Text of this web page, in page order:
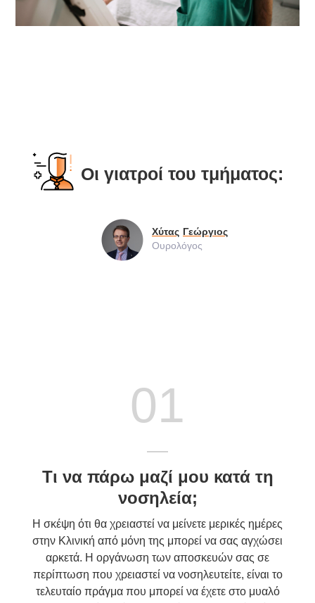
Οι γιατροί του τμήματος:
Χύτας Γεώργιος
Ουρολόγος
01
Τι να πάρω μαζί μου κατά τη
νοσηλεία;
Η σκέψη ότι θα χρειαστεί να μείνετε μερικές ημέρες
στην Κλινική από μόνη της μπορεί να σας αγχώσει
αρκετά. Η οργάνωση των αποσκευών σας σε
περίπτωση που χρειαστεί να νοσηλευτείτε, είναι το
τελευταίο πράγμα που μπορεί να έχετε στο μυαλό